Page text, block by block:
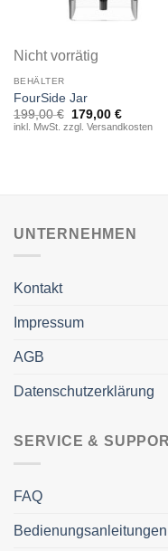
Nicht vorrätig
BEHÄLTER
FourSide Jar
199,00€
Ursprünglicher
Preis
179,00 €Aktueller
Preis
inkl. MwSt. zzgl. Versandkosten
UNTERNEHMEN
Kontakt
Impressum
AGB
Datenschutzerklärung
SERVICE &
FAQ
Bedienungsanleitungen